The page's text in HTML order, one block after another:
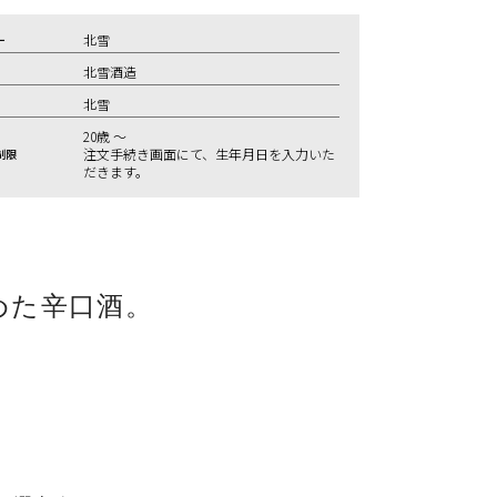
北雪
北雪酒造
北雪
限
20歳 ～
注文手続き画面にて、生年月日を入力いた
だきます。
辛口酒。